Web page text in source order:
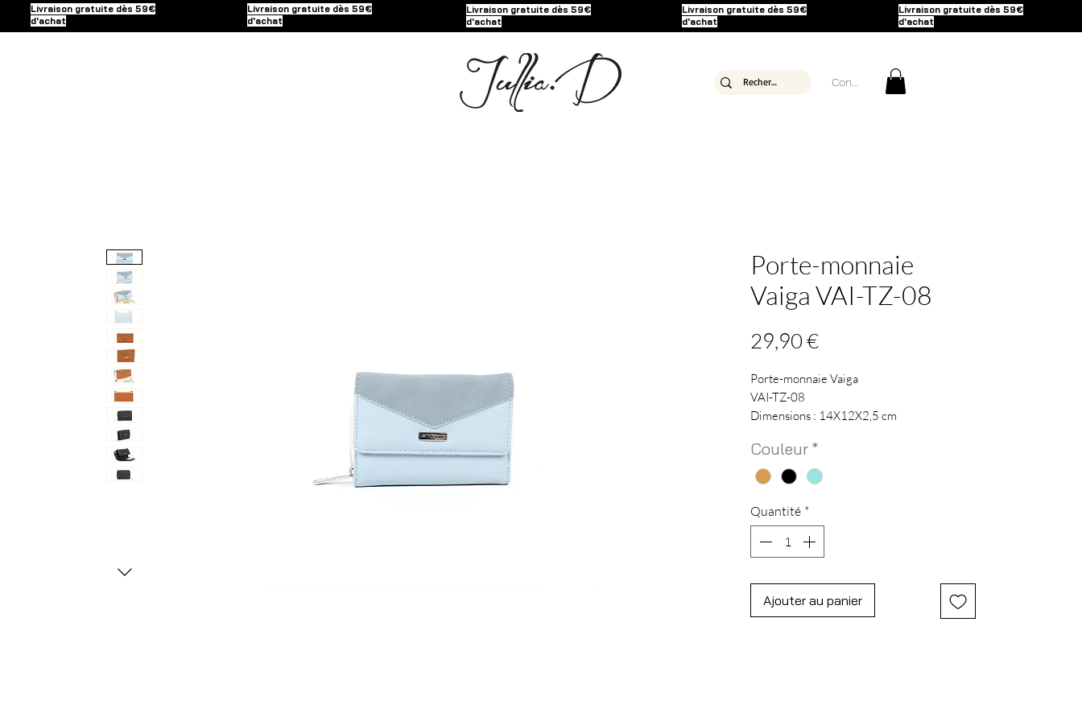
Livraison gratuite dès 59€
d'achat
Livraison gratuite dès 59€
d'achat
Livraison gratuite dès 59€
d'achat
Livraison gratuite dès 59€
d'achat
Livraison gratuite dès 59€
d'achat
Connexion
Porte-monnaie
Vaiga VAI-TZ-08
29,90 €Prix
Porte-monnaie Vaiga
VAI-TZ-08
Dimensions : 14X12X2,5 cm
Couleur *
Quantité *
Ajouter au panier